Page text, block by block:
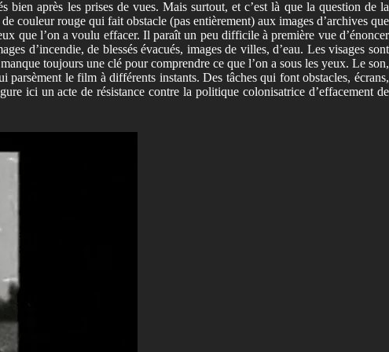
après les prises de vues. Mais surtout, et c’est là que la question de la
couleur rouge qui fait obstacle (pas entièrement) aux images d’archives que
que l’on a voulu effacer. Il paraît un peu difficile à première vue d’énoncer
d’incendie, de blessés évacués, images de villes, d’eau. Les visages sont
toujours une clé pour comprendre ce que l’on a sous les yeux. Le son,
le film à différents instants. Des tâches qui font obstacles, écrans,
ici un acte de résistance contre la politique colonisatrice d’effacement de